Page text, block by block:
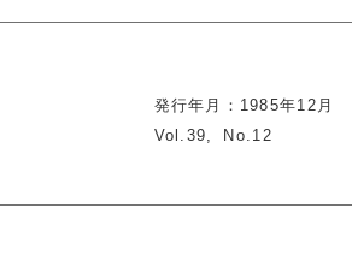
発行年月
1985年12月
Vol.39
No.12